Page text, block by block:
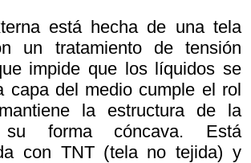
está hecha de una tela
un tratamiento de tensión
impide que los líquidos se
capa del medio cumple el rol
la estructura de la
su forma cóncava. Está
con TNT (tela no tejida) y